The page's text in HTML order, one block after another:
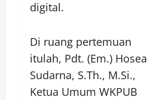
digital.
Di ruang pertemuan
itulah, Pdt. (Em.) Hosea
Sudarna, S.Th., M.Si.,
Ketua Umum WKPUB